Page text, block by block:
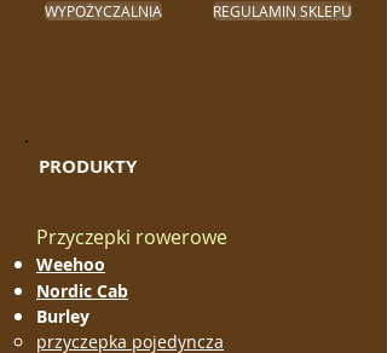
WYPOŻYCZALNIA REGULAMIN SKLEPU
PRODUKTY
Przyczepki rowerowe
Weehoo
Nordic Cab
Burley
przyczepka pojedyncza